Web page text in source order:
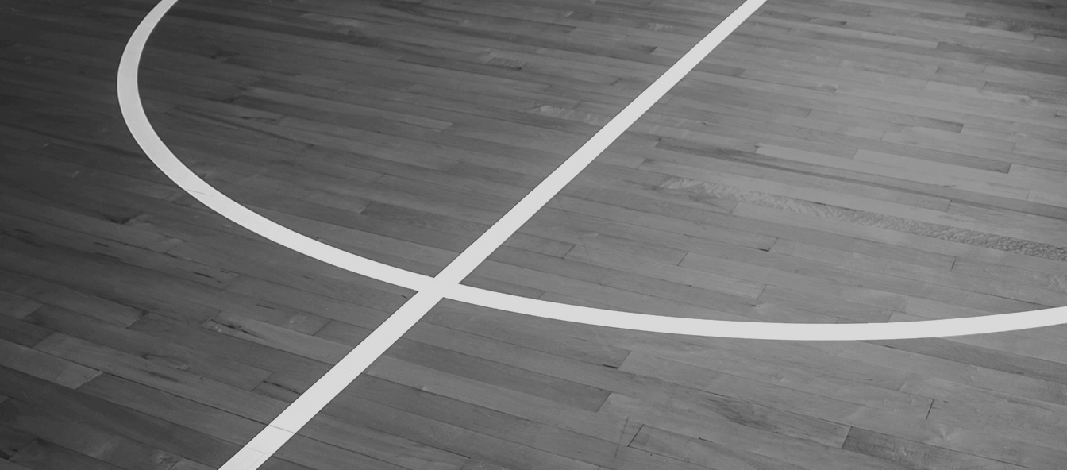
ÁREA TÉCNICA
PROJETOS